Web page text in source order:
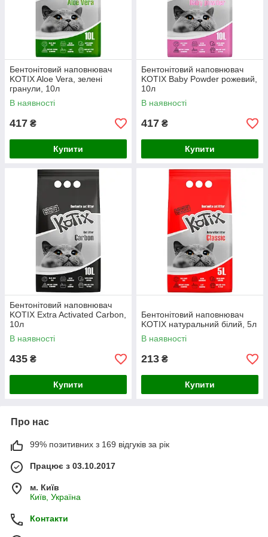
Бентонітовий наповнювач
KOTIX Aloe Vera, зелені
гранули, 10л
В наявності
417 ₴
Купити
Бентонітовий наповнювач
KOTIX Baby Powder рожевий,
10л
В наявності
417 ₴
Купити
Бентонітовий наповнювач
KOTIX Extra Activated Carbon,
10л
В наявності
435 ₴
Купити
Бентонітовий наповнювач
KOTIX натуральний білий, 5л
В наявності
213 ₴
Купити
Про нас
99% позитивних з 169 відгуків за рік
Працює з 03.10.2017
м. Київ
Київ, Україна
Контакти